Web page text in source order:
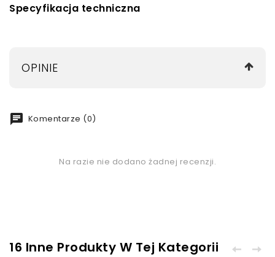
Specyfikacja techniczna
OPINIE
chat Komentarze (0)
Na razie nie dodano żadnej recenzji.
16 Inne Produkty W Tej Kategorii